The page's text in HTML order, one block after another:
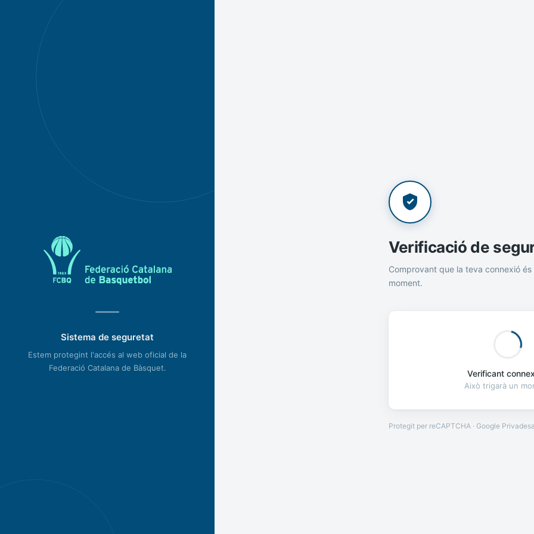
Sistema de seguretat
Estem protegint l'accés al web oficial de la
Federació Catalana de Bàsquet.
Verificació de
Comprovant que la teva connexió és
moment.
Verificant
Això trigarà un
Protegit per reCAPTCHA · Google Privadesa